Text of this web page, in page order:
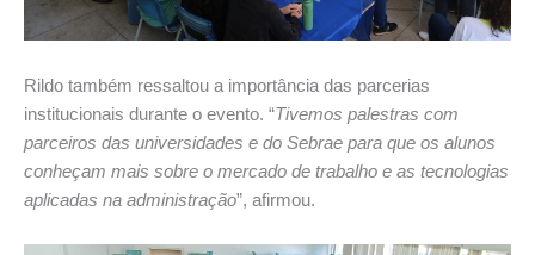
Rildo também ressaltou a importância das parcerias
institucionais durante o evento. “Tivemos palestras com
parceiros das universidades e do Sebrae para que os alunos
conheçam mais sobre o mercado de trabalho e as tecnologias
aplicadas na administração”, afirmou.